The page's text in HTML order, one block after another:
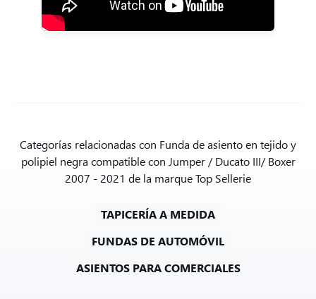
Categorías relacionadas con Funda de asiento en tejido y
polipiel negra compatible con Jumper / Ducato III/ Boxer
2007 - 2021 de la marque Top Sellerie
TAPICERÍA A MEDIDA
FUNDAS DE AUTOMÓVIL
ASIENTOS PARA COMERCIALES